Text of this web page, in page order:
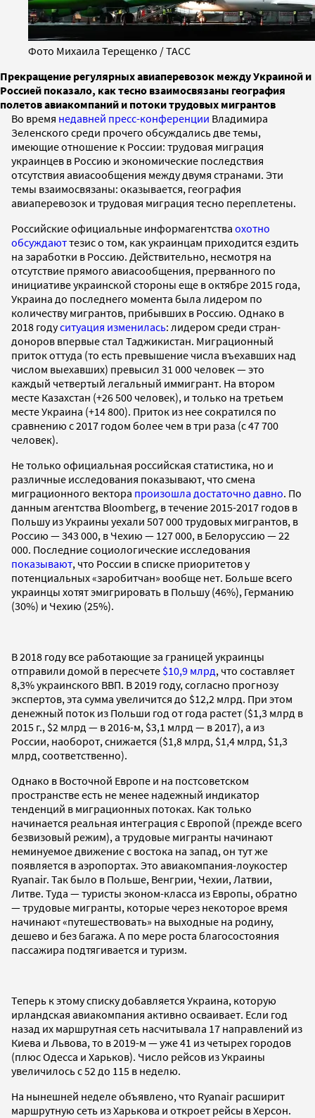
Фото Михаила Терещенко / ТАСС
Прекращение регулярных авиаперевозок между Украиной и
Россией показало, как тесно взаимосвязаны география
полетов авиакомпаний и потоки трудовых мигрантов
Во время недавней пресс-конференции Владимира
Зеленского среди прочего обсуждались две темы,
имеющие отношение к России: трудовая миграция
украинцев в Россию и экономические последствия
отсутствия авиасообщения между двумя странами. Эти
темы взаимосвязаны: оказывается, география
авиаперевозок и трудовая миграция тесно переплетены.
Российские официальные информагентства охотно
обсуждаюттезис о том, как украинцам приходится ездить
на заработки в Россию. Действительно, несмотря на
отсутствие прямого авиасообщения, прерванного по
инициативе украинской стороны еще в октябре 2015 года,
Украина до последнего момента была лидером по
количеству мигрантов, прибывших в Россию. Однако в
2018 годуситуация изменилась: лидером среди стран-
доноров впервые стал Таджикистан. Миграционный
приток оттуда (то есть превышение числа въехавших над
числом выехавших) превысил 31 000 человек — это
каждый четвертый легальный иммигрант. На втором
месте Казахстан (+26 500 человек), и только на третьем
месте Украина (+14 800). Приток из нее сократился по
сравнению с 2017 годом более чем в три раза (с 47 700
человек).
Не только официальная российская статистика, но и
различные исследования показывают, что смена
миграционного вектора произошла достаточно давно. По
данным агентства Bloomberg, в течение 2015-2017 годов в
Польшу из Украины уехали 507 000 трудовых мигрантов, в
Россию — 343 000, в Чехию — 127 000, в Белоруссию — 22
000. Последние социологические исследования
показывают, что России в списке приоритетов у
потенциальных «заробитчан» вообще нет. Больше всего
украинцы хотят эмигрировать в Польшу (46%), Германию
(30%) и Чехию (25%).
В 2018 году все работающие за границей украинцы
отправили домой в пересчете $10,9 млрд, что составляет
8,3% украинского ВВП. В 2019 году, согласно прогнозу
экспертов, эта сумма увеличится до $12,2 млрд. При этом
денежный поток из Польши год от года растет ($1,3 млрд в
2015 г., $2 млрд — в 2016-м, $3,1 млрд — в 2017), а из
России, наоборот, снижается ($1,8 млрд, $1,4 млрд, $1,3
млрд, соответственно).
Однако в Восточной Европе и на постсоветском
пространстве есть не менее надежный индикатор
тенденций в миграционных потоках. Как только
начинается реальная интеграция с Европой (прежде всего
безвизовый режим), а трудовые мигранты начинают
неминуемое движение с востока на запад, он тут же
появляется в аэропортах. Это авиакомпания-лоукостер
Ryanair. Так было в Польше, Венгрии, Чехии, Латвии,
Литве. Туда — туристы эконом-класса из Европы, обратно
— трудовые мигранты, которые через некоторое время
начинают «путешествовать» на выходные на родину,
дешево и без багажа. А по мере роста благосостояния
пассажира подтягивается и туризм.
Теперь к этому списку добавляется Украина, которую
ирландская авиакомпания активно осваивает. Если год
назад их маршрутная сеть насчитывала 17 направлений из
Киева и Львова, то в 2019-м — уже 41 из четырех городов
(плюс Одесса и Харьков). Число рейсов из Украины
увеличилось с 52 до 115 в неделю.
На нынешней неделе объявлено, что Ryanair расширит
маршрутную сеть из Харькова и откроет рейсы в Херсон.